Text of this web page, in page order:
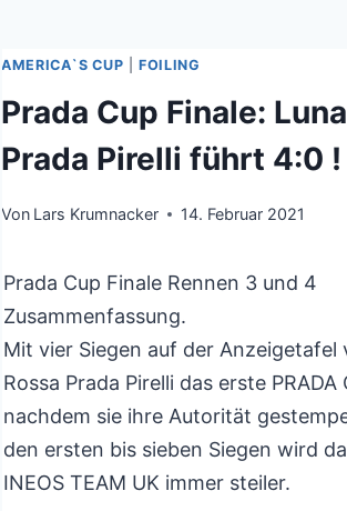
AMERICA`S CUP |FOILING
Prada Cup Finale:
Prada Pirelli führt 4:0 !
Von Lars Krumnacker 14. Februar 2021
Prada Cup Finale Rennen 3 und 4
Zusammenfassung.
Mit vier Siegen auf der Anzeigetafel
Rossa Prada Pirelli das erste PRADA
nachdem sie ihre Autorität
den ersten bis sieben Siegen wird
INEOS TEAM UK immer steiler.